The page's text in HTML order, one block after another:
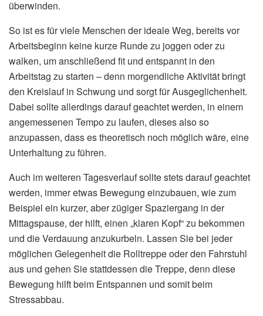
überwinden.
So ist es für viele Menschen der ideale Weg, bereits vor
Arbeitsbeginn keine kurze Runde zu joggen oder zu
walken, um anschließend fit und entspannt in den
Arbeitstag zu starten – denn morgendliche Aktivität bringt
den Kreislauf in Schwung und sorgt für Ausgeglichenheit.
Dabei sollte allerdings darauf geachtet werden, in einem
angemessenen Tempo zu laufen, dieses also so
anzupassen, dass es theoretisch noch möglich wäre, eine
Unterhaltung zu führen.
Auch im weiteren Tagesverlauf sollte stets darauf geachtet
werden, immer etwas Bewegung einzubauen, wie zum
Beispiel ein kurzer, aber zügiger Spaziergang in der
Mittagspause, der hilft, einen „klaren Kopf“ zu bekommen
und die Verdauung anzukurbeln. Lassen Sie bei jeder
möglichen Gelegenheit die Rolltreppe oder den Fahrstuhl
aus und gehen Sie stattdessen die Treppe, denn diese
Bewegung hilft beim Entspannen und somit beim
Stressabbau.